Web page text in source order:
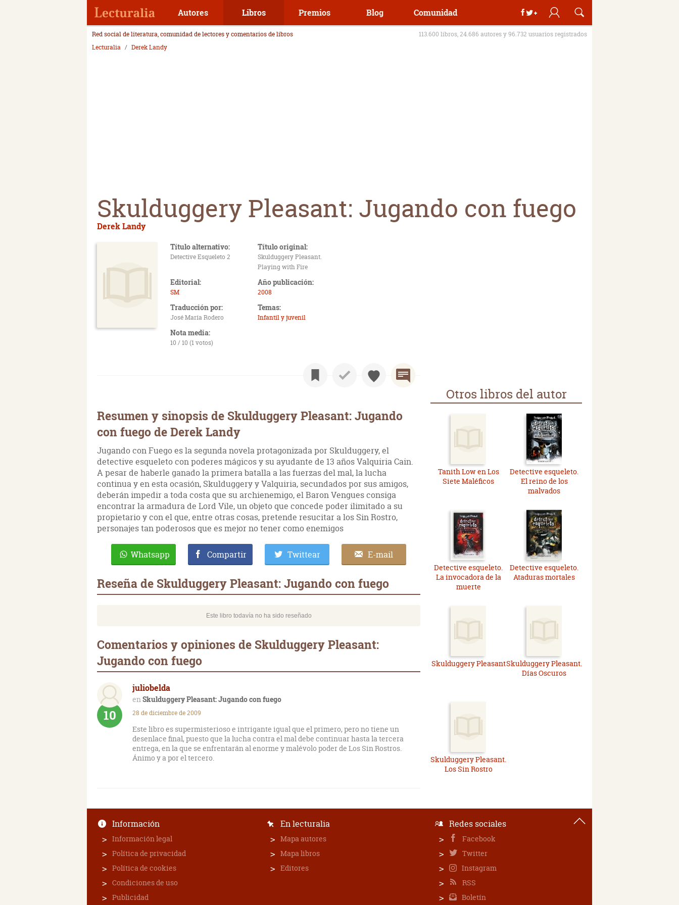
Autores Libros Premios Blog Comunidad
Red social de literatura, comunidad de lectores y comentarios de libros
113.600 libros, 24.686 autores y 96.732 usuarios registrados
Lecturalia
Derek Landy
Skulduggery Pleasant: Jugando con fuego
Derek Landy
Título alternativo:
Detective Esqueleto 2
Título original:
Skulduggery Pleasant.
Playing with Fire
Editorial:
SM
Año publicación:
2008
Traducción por:
José María Rodero
Temas:
Infantil y juvenil
Nota media:
10 / 10 (1 votos)
Resumen y sinopsis de Skulduggery Pleasant: Jugando
con fuego de Derek Landy
Jugando con Fuego es la segunda novela protagonizada por Skulduggery, el
detective esqueleto con poderes mágicos y su ayudante de 13 años Valquiria Cain.
A pesar de haberle ganado la primera batalla a las fuerzas del mal, la lucha
continua y en esta ocasión, Skulduggery y Valquiria, secundados por sus amigos,
deberán impedir a toda costa que su archienemigo, el Baron Vengues consiga
encontrar la armadura de Lord Vile, un objeto que concede poder ilimitado a su
propietario y con el que, entre otras cosas, pretende resucitar a los Sin Rostro,
personajes tan poderosos que es mejor no tener como enemigos
Whatsapp Compartir Twittear E-mail
Reseña de Skulduggery Pleasant: Jugando con fuego
Este libro todavía no ha sido reseñado
Comentarios y opiniones de Skulduggery Pleasant:
Jugando con fuego
juliobelda
Skulduggery Pleasant: Jugando con fuego
10 28 de diciembre de 2009
Este libro es supermisterioso e intrigante igual que el primero, pero no tiene un
desenlace final, puesto que la lucha contra el mal debe continuar hasta la tercera
entrega, en la que se enfrentarán al enorme y malévolo poder de Los Sin Rostros.
Ánimo y a por el tercero.
Otros libros del autor
Tanith Low en Los
Siete Maléficos
Detective esqueleto.
El reino de los
malvados
Detective esqueleto.
La invocadora de la
muerte
Detective esqueleto.
Ataduras mortales
Skulduggery PleasantSkulduggery Pleasant.
Días Oscuros
Skulduggery Pleasant.
Los Sin Rostro
Información
Información legal
Política de privacidad
Política de cookies
Condiciones de uso
Publicidad
En lecturalia
Mapa autores
Mapa libros
Editores
Redes sociales
Facebook
Twitter
Instagram
RSS
Boletín